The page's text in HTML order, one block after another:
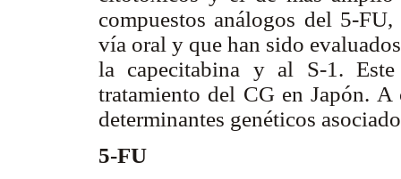
compuestos análogos del 5-
vía oral y que han sido
la capecitabina y al S-1.
tratamiento del CG en Japón.
determinantes genéticos
5-FU